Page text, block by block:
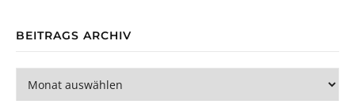
BEITRAGS ARCHIV
Beitrags Archiv